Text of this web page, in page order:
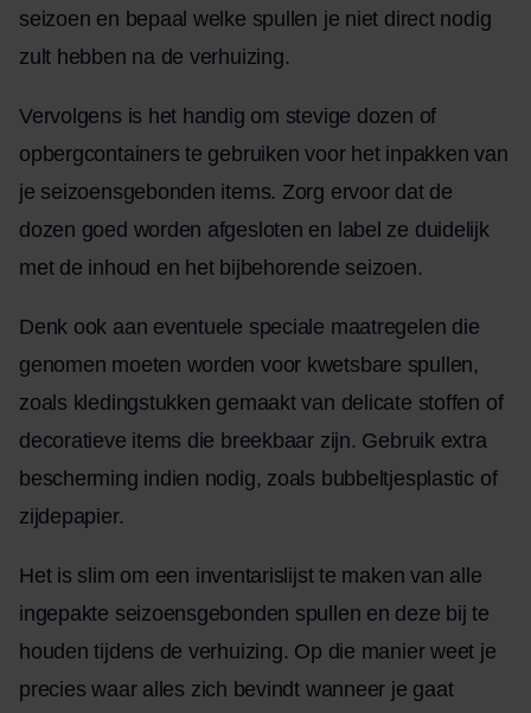
seizoen en bepaal welke spullen je niet direct nodig
zult hebben na de verhuizing.
Vervolgens is het handig om stevige dozen of
opbergcontainers te gebruiken voor het inpakken van
je seizoensgebonden items. Zorg ervoor dat de
dozen goed worden afgesloten en label ze duidelijk
met de inhoud en het bijbehorende seizoen.
Denk ook aan eventuele speciale maatregelen die
genomen moeten worden voor kwetsbare spullen,
zoals kledingstukken gemaakt van delicate stoffen of
decoratieve items die breekbaar zijn. Gebruik extra
bescherming indien nodig, zoals bubbeltjesplastic of
zijdepapier.
Het is slim om een inventarislijst te maken van alle
ingepakte seizoensgebonden spullen en deze bij te
houden tijdens de verhuizing. Op die manier weet je
precies waar alles zich bevindt wanneer je gaat